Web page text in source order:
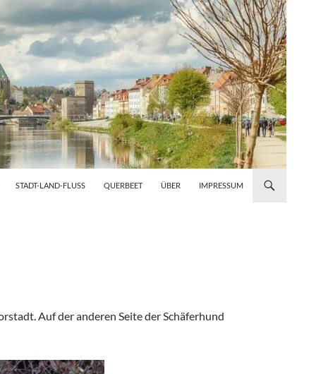
STADT-LAND-FLUSS QUERBEET ÜBER IMPRESSUM
Auf der anderen Seite der Schäferhund